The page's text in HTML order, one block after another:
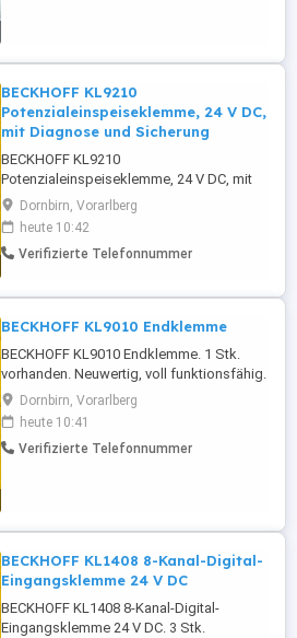
BECKHOFF KL9210
Potenzialeinspeiseklemme, 24 V DC,
mit Diagnose und Sicherung
BECKHOFF KL9210
Potenzialeinspeiseklemme, 24 V DC, mit
Diagnose und Sicherung. 5 Stk.
vorhanden. Neuwertig, voll funktionsfähig.
Restbestand aus Projekt. Schick mir deine
Preisvorstellung! Privatverkauf. Keine
Dornbirn-Haselstauden.
Dornbirn, Vorarlberg
heute 10:42
Verifizierte Telefonnummer
BECKHOFF KL9010 Endklemme
BECKHOFF KL9010 Endklemme. 1 Stk.
vorhanden. Neuwertig, voll funktionsfähig.
Restbestand aus Projekt. Schick mir deine
Preisvorstellung! Privatverkauf. Keine
Gewährleistung. Selbstabholung in
Dornbirn-Haselstauden.
Dornbirn, Vorarlberg
heute 10:41
Verifizierte Telefonnummer
BECKHOFF KL1408 8-Kanal-Digital-
Eingangsklemme 24 V DC
BECKHOFF KL1408 8-Kanal-Digital-
Eingangsklemme 24 V DC. 3 Stk.